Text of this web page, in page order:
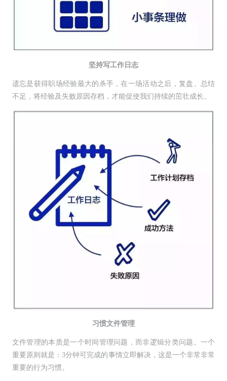
坚持写工作日志
遗忘是获得职场经验最大的杀手，在一场活动之后，复盘、总结
不足，将经验及失败原因存档，才能促使我们持续的茁壮成长。
习惯文件管理
文件管理的本质是一个时间管理问题，而非逻辑分类问题。一个
重要原则就是：3分钟可完成的事情立即解决，这是一个非常非常
重要的行为习惯。